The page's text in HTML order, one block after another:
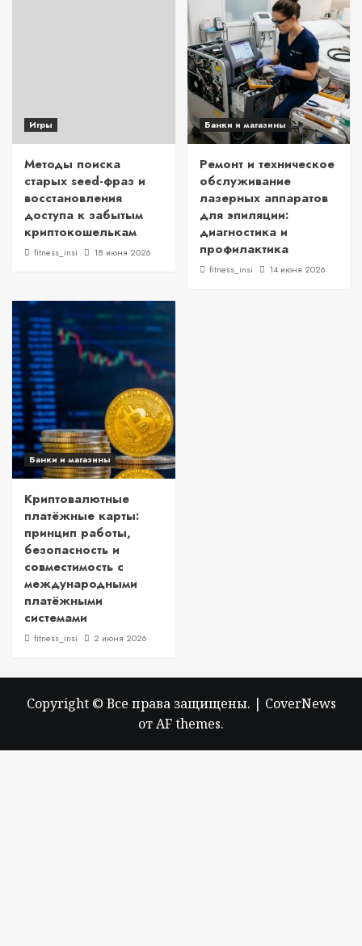
Игры
Методы поиска
старых seed-фраз и
восстановления
доступа к забытым
криптокошелькам
fitness_insi 18 июня 2026
Банки и магазины
Ремонт и техническое
обслуживание
лазерных аппаратов
для эпиляции:
диагностика и
профилактика
fitness_insi 14 июня 2026
Банки и магазины
Криптовалютные
платёжные карты:
принцип работы,
безопасность и
совместимость с
международными
платёжными
системами
fitness_insi 2 июня 2026
Copyright © Все права защищены. | CoverNews
от AF themes.